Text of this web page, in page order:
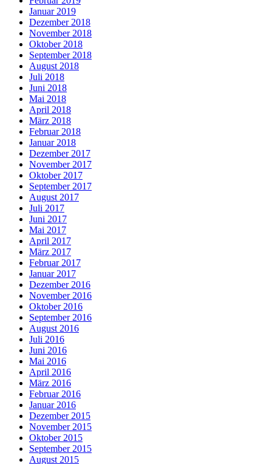
Januar 2019
Dezember 2018
November 2018
Oktober 2018
September 2018
August 2018
Juli 2018
Juni 2018
Mai 2018
April 2018
März 2018
Februar 2018
Januar 2018
Dezember 2017
November 2017
Oktober 2017
September 2017
August 2017
Juli 2017
Juni 2017
Mai 2017
April 2017
März 2017
Februar 2017
Januar 2017
Dezember 2016
November 2016
Oktober 2016
September 2016
August 2016
Juli 2016
Juni 2016
Mai 2016
April 2016
März 2016
Februar 2016
Januar 2016
Dezember 2015
November 2015
Oktober 2015
September 2015
August 2015